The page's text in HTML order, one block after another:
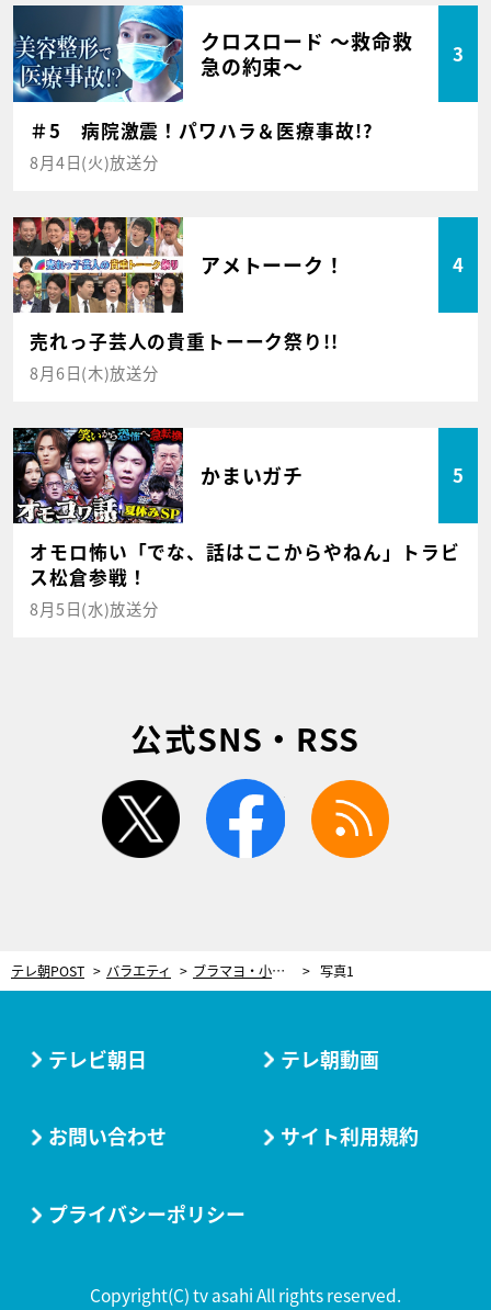
クロスロード ～救命救
急の約束～
3
＃5 病院激震！パワハラ＆医療事故!?
8月4日(火)放送分
アメトーーク！ 4
売れっ子芸人の貴重トーーク祭り!!
8月6日(木)放送分
かまいガチ 5
オモロ怖い「でな、話はここからやねん」トラビ
ス松倉参戦！
8月5日(水)放送分
公式SNS・RSS
twitter facebook
テレ朝POST バラエティ ブラマヨ・小杉、新幹線で起きた“座席トラブル”「俺の座るところに誰か座ってると思って…」 写真1
テレビ朝日 テレ朝動画
お問い合わせ サイト利用規約
プライバシーポリシー
Copyright(C) tv asahi All rights reserved.